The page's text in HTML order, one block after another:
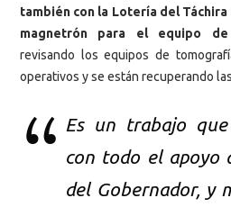
también con la Lotería del
magnetrón para el equipo de
revisando los equipos de
operativos y se están recuperando
Es un trabajo
con todo el apoyo
del Gobernador, y